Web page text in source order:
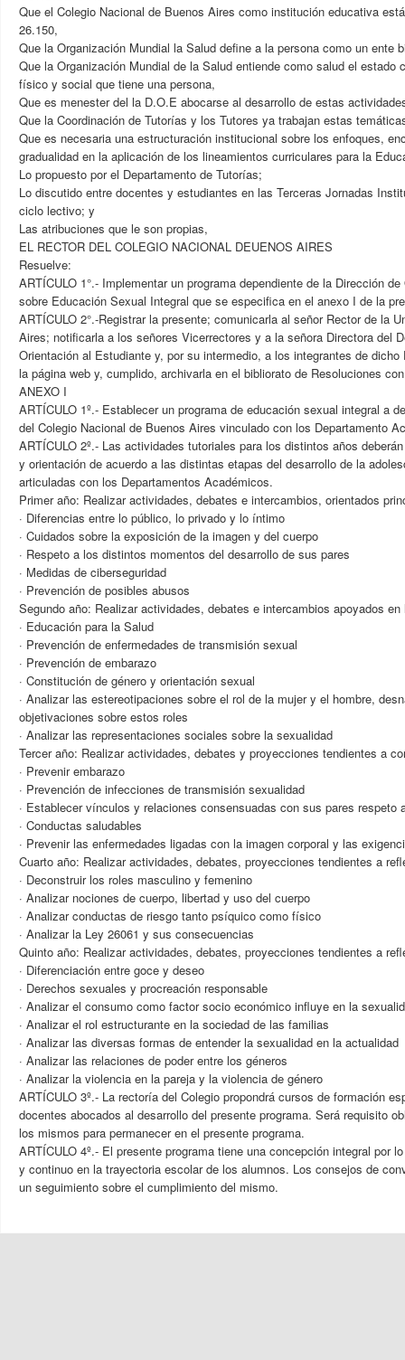
Que el Colegio Nacional de Buenos Aires como institución educativa
26.150,
Que la Organización Mundial la Salud define a la persona como un ente
Que la Organización Mundial de la Salud entiende como salud el estado
físico y social que tiene una persona,
Que es menester del la D.O.E abocarse al desarrollo de estas
Que la Coordinación de Tutorías y los Tutores ya trabajan estas
Que es necesaria una estructuración institucional sobre los enfoques,
gradualidad en la aplicación de los lineamientos curriculares para la
Lo propuesto por el Departamento de Tutorías;
Lo discutido entre docentes y estudiantes en las Terceras Jornadas
ciclo lectivo; y
Las atribuciones que le son propias,
EL RECTOR DEL COLEGIO NACIONAL DEUENOS AIRES
Resuelve:
ARTÍCULO 1°.- Implementar un programa dependiente de la Dirección
sobre Educación Sexual Integral que se especifica en el anexo I de la
ARTÍCULO 2°.-Registrar la presente; comunicarla al señor Rector de la
Aires; notificarla a los señores Vicerrectores y a la señora Directora del
Orientación al Estudiante y, por su intermedio, a los integrantes de dicho
la página web y, cumplido, archivarla en el bibliorato de Resoluciones
ANEXO I
ARTÍCULO 1º.- Establecer un programa de educación sexual integral a
del Colegio Nacional de Buenos Aires vinculado con los Departamento
ARTÍCULO 2º.- Las actividades tutoriales para los distintos años
y orientación de acuerdo a las distintas etapas del desarrollo de la
articuladas con los Departamentos Académicos.
Primer año: Realizar actividades, debates e intercambios, orientados
· Diferencias entre lo público, lo privado y lo íntimo
· Cuidados sobre la exposición de la imagen y del cuerpo
· Respeto a los distintos momentos del desarrollo de sus pares
· Medidas de ciberseguridad
· Prevención de posibles abusos
Segundo año: Realizar actividades, debates e intercambios apoyados
· Educación para la Salud
· Prevención de enfermedades de transmisión sexual
· Prevención de embarazo
· Constitución de género y orientación sexual
· Analizar las estereotipaciones sobre el rol de la mujer y el hombre,
objetivaciones sobre estos roles
· Analizar las representaciones sociales sobre la sexualidad
Tercer año: Realizar actividades, debates y proyecciones tendientes a
· Prevenir embarazo
· Prevención de infecciones de transmisión sexualidad
· Establecer vínculos y relaciones consensuadas con sus pares respeto
· Conductas saludables
· Prevenir las enfermedades ligadas con la imagen corporal y las
Cuarto año: Realizar actividades, debates, proyecciones tendientes a
· Deconstruir los roles masculino y femenino
· Analizar nociones de cuerpo, libertad y uso del cuerpo
· Analizar conductas de riesgo tanto psíquico como físico
· Analizar la Ley 26061 y sus consecuencias
Quinto año: Realizar actividades, debates, proyecciones tendientes a
· Diferenciación entre goce y deseo
· Derechos sexuales y procreación responsable
· Analizar el consumo como factor socio económico influye en la
· Analizar el rol estructurante en la sociedad de las familias
· Analizar las diversas formas de entender la sexualidad en la actualidad
· Analizar las relaciones de poder entre los géneros
· Analizar la violencia en la pareja y la violencia de género
ARTÍCULO 3º.- La rectoría del Colegio propondrá cursos de formación
docentes abocados al desarrollo del presente programa. Será requisito
los mismos para permanecer en el presente programa.
ARTÍCULO 4º.- El presente programa tiene una concepción integral por
y continuo en la trayectoria escolar de los alumnos. Los consejos de
un seguimiento sobre el cumplimiento del mismo.